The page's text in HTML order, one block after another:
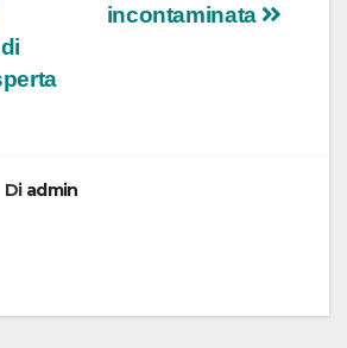
incontaminata
Di admin